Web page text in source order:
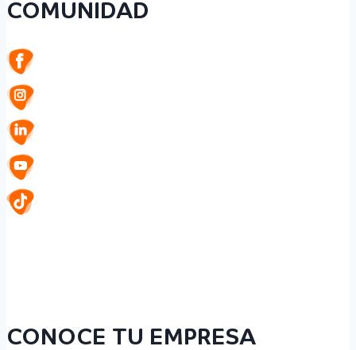
COMUNIDAD
CONOCE TU EMPRESA